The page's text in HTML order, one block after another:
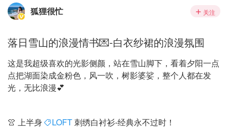
狐狸很忙 关注
落日雪山的浪漫情书💌-白衣纱裙的浪漫氛围
这是我超级喜欢的光影侧颜，站在雪山脚下，看着夕阳一点
点把湖面染成金粉色，风一吹，树影婆娑，整个人都在发
光，无比浪漫💕
👚 上半身 LOFT刺绣白衬衫-经典永不过时！